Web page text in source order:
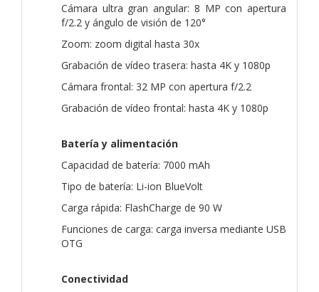
Cámara ultra gran angular: 8 MP con apertura
f/2.2 y ángulo de visión de 120°
Zoom: zoom digital hasta 30x
Grabación de vídeo trasera: hasta 4K y 1080p
Cámara frontal: 32 MP con apertura f/2.2
Grabación de vídeo frontal: hasta 4K y 1080p
Batería y alimentación
Capacidad de batería: 7000 mAh
Tipo de batería: Li-ion BlueVolt
Carga rápida: FlashCharge de 90 W
Funciones de carga: carga inversa mediante USB
OTG
Conectividad